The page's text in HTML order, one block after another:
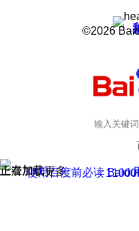
©2026
正在加载
上滑加载更多
使用百度前必读京公网安